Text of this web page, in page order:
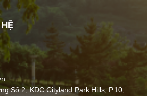
Số 2, KDC Cityland Park Hills, P.10,